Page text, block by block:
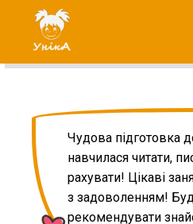
content
"УнікА"
підготовка до
школи вашої
дитини
Чудова підготовка
навчилася читати,
рахувати! Цікаві
з задоволенням!
рекомендувати